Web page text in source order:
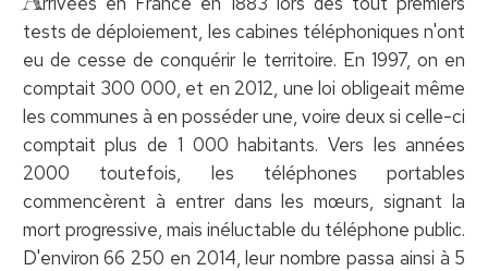
tests de déploiement, les cabines téléphoniques n'ont
eu de cesse de conquérir le territoire. En 1997, on en
comptait 300 000, et en 2012, une loi obligeait même
les communes à en posséder une, voire deux si celle-ci
comptait plus de 1 000 habitants. Vers les années
2000 toutefois, les téléphones portables
commencèrent à entrer dans les mœurs, signant la
mort progressive, mais inéluctable du téléphone public.
D'environ 66 250 en 2014, leur nombre passa ainsi à 5